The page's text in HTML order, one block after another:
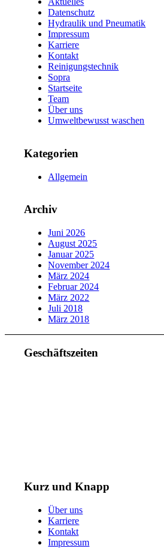
Datenschutz
Hydraulik und Pneumatik
Impressum
Karriere
Kontakt
Reinigungstechnik
Sopra
Startseite
Team
Über uns
Umweltbewusst waschen
Kategorien
Allgemein
Archiv
Juni 2026
August 2025
Januar 2025
November 2024
März 2024
Februar 2024
März 2022
Juli 2018
März 2018
Geschäftszeiten
Kurz und Knapp
Über uns
Karriere
Kontakt
Impressum